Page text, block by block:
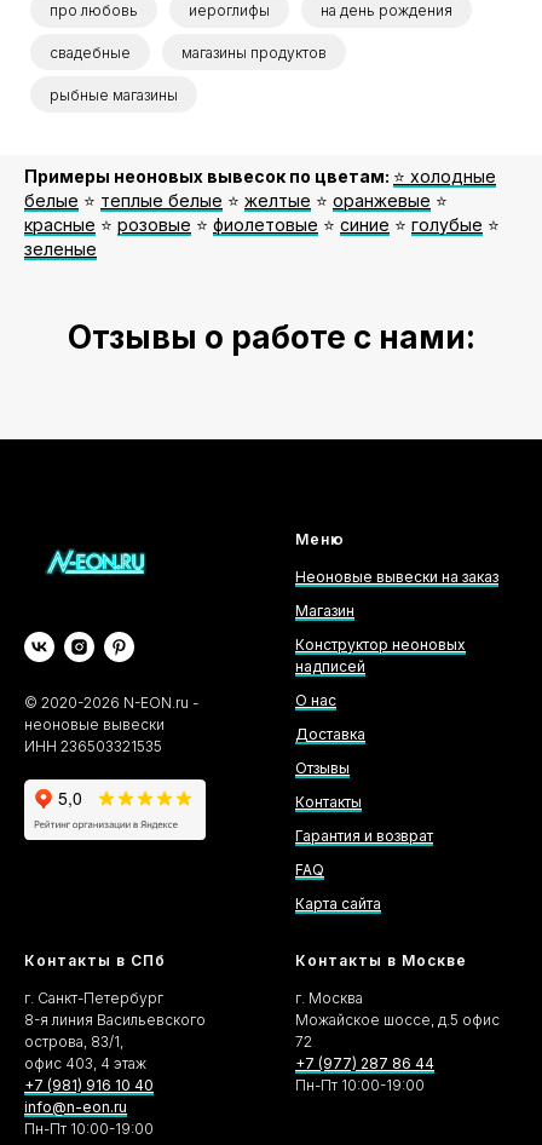
про любовь иероглифы на день рождения
свадебные магазины продуктов
рыбные магазины
Примеры неоновых вывесок по цветам: ⭐️ холодные
белые ⭐️ теплые белые ⭐️ желтые ⭐️ оранжевые ⭐️
красные ⭐️ розовые ⭐️ фиолетовые ⭐️ синие ⭐️ голубые ⭐️
зеленые
Отзывы о работе с нами:
© 2020-2026 N-EON.ru -
неоновые вывески
ИНН 236503321535
Меню
Неоновые вывески на заказ
Магазин
Конструктор неоновых
надписей
О нас
Доставка
Отзывы
Контакты
Гарантия и возврат
FAQ
Карта сайта
Контакты в СПб
г. Санкт-Петербург
8-я линия Васильевского
острова, 83/1,
офис 403, 4 этаж
+7 (981) 916 10 40
info@n-eon.ru
Пн-Пт 10:00-19:00
Контакты в Москве
г. Москва
Можайское шоссе, д.5 офис
72
+7 (977) 287 86 44
Пн-Пт 10:00-19:00